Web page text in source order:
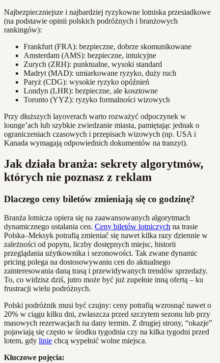
Najbezpieczniejsze i najbardziej ryzykowne lotniska przesiadkowe
(na podstawie opinii polskich podróżnych i branżowych
rankingów):
Frankfurt (FRA): bezpieczne, dobrze skomunikowane
Amsterdam (AMS): bezpieczne, intuicyjne
Zurych (ZRH): punktualne, wysoki standard
Madryt (MAD): umiarkowane ryzyko, duży ruch
Paryż (CDG): wysokie ryzyko opóźnień
Londyn (LHR): bezpieczne, ale kosztowne
Toronto (YYZ): ryzyko formalności wizowych
Przy dłuższych layoverach warto rozważyć odpoczynek w
lounge’ach lub szybkie zwiedzanie miasta, pamiętając jednak o
ograniczeniach czasowych i przepisach wizowych (np. USA i
Kanada wymagają odpowiednich dokumentów na tranzyt).
Jak działa branża: sekrety algorytmów,
których nie poznasz z reklam
Dlaczego ceny biletów zmieniają się co godzinę?
Branża lotnicza opiera się na zaawansowanych algorytmach
dynamicznego ustalania cen. Ceny biletów lotniczych na trasie
Polska–Meksyk potrafią zmieniać się nawet kilka razy dziennie w
zależności od popytu, liczby dostępnych miejsc, historii
przeglądania użytkownika i sezonowości. Tak zwane dynamic
pricing polega na dostosowywaniu cen do aktualnego
zainteresowania daną trasą i przewidywanych trendów sprzedaży.
To, co widzisz dziś, jutro może być już zupełnie inną ofertą – ku
frustracji wielu podróżnych.
Polski podróżnik musi być czujny: ceny potrafią wzrosnąć nawet o
20% w ciągu kilku dni, zwłaszcza przed szczytem sezonu lub przy
masowych rezerwacjach na dany termin. Z drugiej strony, “okazje”
pojawiają się często w środku tygodnia czy na kilka tygodni przed
lotem, gdy linie chcą wypełnić wolne miejsca.
Kluczowe pojęcia: